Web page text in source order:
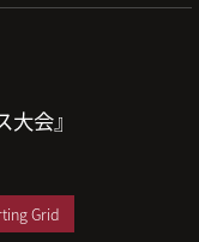
会』
Grid